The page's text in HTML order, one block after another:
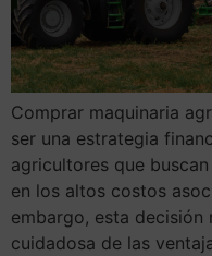
Comprar maquinaria
ser una estrategia
agricultores que
en los altos costos
embargo, esta decisión
cuidadosa de las